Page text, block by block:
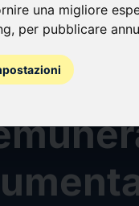
una migliore
, per pubblicare